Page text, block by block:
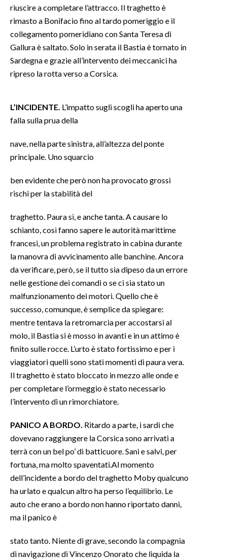
NOTIZIE
EVENTI
#CARAUNIONE
INSULARITÀ
ABBONATI
ANNUNCI
NECROLOGI
PUBBLICITÀ
riuscire a completare l’attracco. Il traghetto è
rimasto a Bonifacio fino al tardo pomeriggio e il
collegamento pomeridiano con Santa Teresa di
Gallura è saltato. Solo in serata il Bastia è tornato in
Sardegna e grazie all’intervento dei meccanici ha
ripreso la rotta verso a Corsica.
L’INCIDENTE. L’impatto sugli scogli ha aperto una
falla sulla prua della
nave, nella parte sinistra, all’altezza del ponte
principale. Uno squarcio
ben evidente che però non ha provocato grossi
rischi per la stabilità del
traghetto. Paura sì, e anche tanta. A causare lo
schianto, così fanno sapere le autorità marittime
francesi, un problema registrato in cabina durante
la manovra di avvicinamento alle banchine. Ancora
da verificare, però, se il tutto sia dipeso da un errore
nelle gestione dei comandi o se ci sia stato un
malfunzionamento dei motori. Quello che è
successo, comunque, è semplice da spiegare:
mentre tentava la retromarcia per accostarsi al
molo, il Bastia si è mosso in avanti e in un attimo è
finito sulle rocce. L’urto è stato fortissimo e per i
viaggiatori quelli sono stati momenti di paura vera.
Il traghetto è stato bloccato in mezzo alle onde e
per completare l’ormeggio è stato necessario
l’intervento di un rimorchiatore.
PANICO A BORDO. Ritardo a parte, i sardi che
dovevano raggiungere la Corsica sono arrivati a
terrà con un bel po’ di batticuore. Sani e salvi, per
fortuna, ma molto spaventati.Al momento
dell’incidente a bordo del traghetto Moby qualcuno
ha urlato e qualcun altro ha perso l’equilibrio. Le
auto che erano a bordo non hanno riportato danni,
ma il panico è
stato tanto. Niente di grave, secondo la compagnia
di navigazione di Vincenzo Onorato che liquida la